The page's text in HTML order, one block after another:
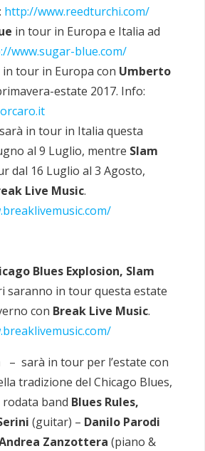
http://www.reedturchi.com/
in tour in Europa e Italia ad
www.sugar-blue.com/
tour in Europa con Umberto
estate 2017. Info:
in tour in Italia questa
al 9 Luglio, mentre Slam
dal 16 Luglio al 3 Agosto,
Live Music.
Blues Explosion, Slam
saranno in tour questa estate
con Break Live Music.
– sarà in tour per l’estate con
tradizione del Chicago Blues,
rodata band Blues Rules,
(guitar) – Danilo Parodi
Zanzottera (piano &